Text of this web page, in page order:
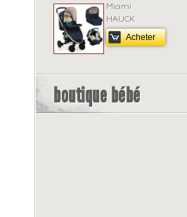
Miami
HAUCK
Acheter
boutique bébé